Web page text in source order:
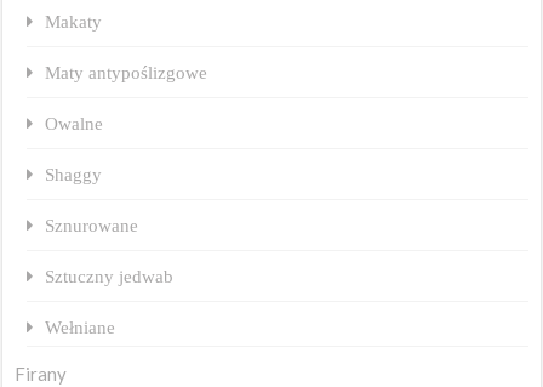
Makaty
Maty antypoślizgowe
Owalne
Shaggy
Sznurowane
Sztuczny jedwab
Wełniane
Firany